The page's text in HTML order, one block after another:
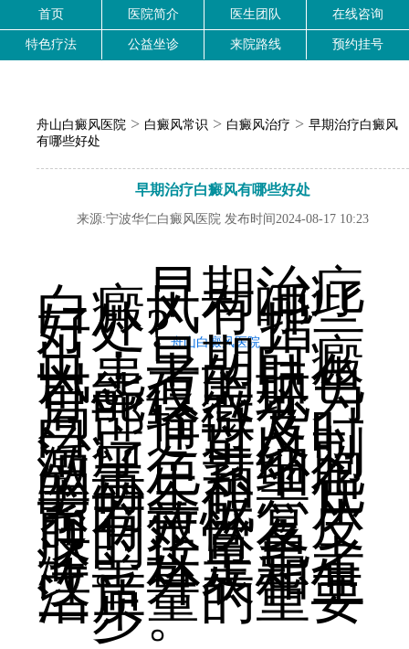
首页 医院简介 医生团队 在线咨询
特色疗法 公益坐诊 来院路线 预约挂号
舟山白癜风医院 > 白癜风常识 > 白癜风治疗 > 早期治疗白癜风
有哪些好处
早期治疗白癜风有哪些好处
来源:宁波华仁白癜风医院 发布时间2024-08-17 10:23
早期治疗
白癜风有哪些
好处?舟山白癜风医院指
出：早期白癜
风患者的肤色
可能仅表现为
局部轻微变
白。通过及时
治疗，可以刺
激黑色素细胞
的再生和黑色
素的合成，从
而有效恢复皮
肤的正常色
泽。这是患者
改善外表和生
活质量的重要
一步。